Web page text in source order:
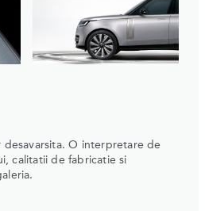
desavarsita. O interpretare de
calitatii de fabricatie si